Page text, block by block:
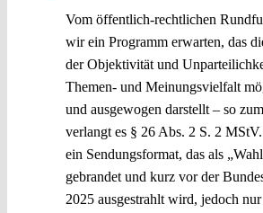
Vom öffentlich-rechtlichen
wir ein Programm erwarten, das
der Objektivität und
Themen- und Meinungsvielfalt
und ausgewogen darstellt – so
verlangt es § 26 Abs. 2 S. 2
ein Sendungsformat, das als
gebrandet und kurz vor der
2025 ausgestrahlt wird, jedoch